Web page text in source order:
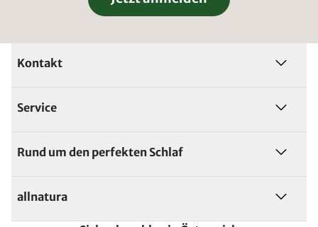
Kontakt
Service
Rund um den perfekten Schlaf
allnatura